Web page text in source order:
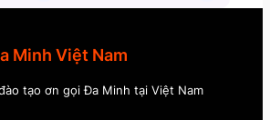
Minh Việt Nam
tạo ơn gọi Đa Minh tại Việt Nam